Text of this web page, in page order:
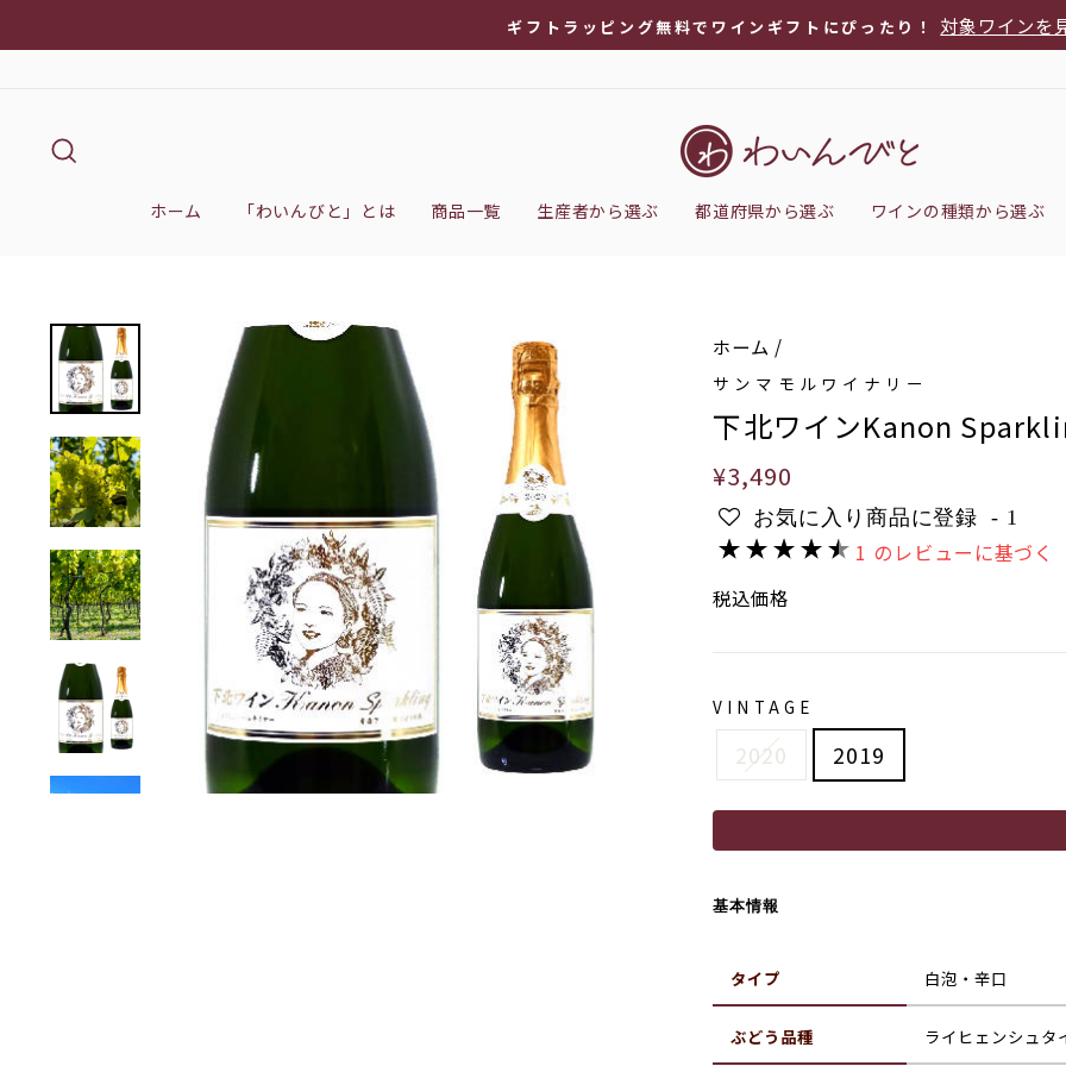
へ
ス
ド
ョ
ギフトラッピング無料でワインギフトにぴったり！
対象ワインを
ホーム 「わいんびと」とは 商品一覧 生産者から選ぶ 都道府県から選ぶ ワインの種類から選ぶ
ホーム /
サンマモルワイナリー
下北ワインKanon
通
常
価
格
¥3,490
お気に入り商品に登録 - 1
1 のレビューに基づく
税込価格
VINTAGE
2020 2019
基本情報
タイプ 白泡・辛口
ぶどう品種 ライヒェンシュタ